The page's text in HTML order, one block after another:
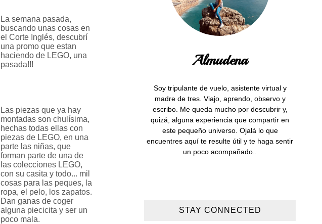
La semana pasada,
buscando unas cosas en
el Corte Inglés, descubrí
una promo que estan
haciendo de LEGO, una
pasada!!!
Las piezas que ya hay
montadas son chulísima,
hechas todas ellas con
piezas de LEGO, en una
parte las niñas, que
forman parte de una de
las colecciones LEGO,
con su casita y todo... mil
cosas para las peques, la
ropa, el pelo, los zapatos.
Dan ganas de coger
alguna piecicita y ser un
poco mala.
Almudena
Soy tripulante de vuelo, asistente virtual y
madre de tres. Viajo, aprendo, observo y
escribo. Me queda mucho por descubrir y,
quizá, alguna experiencia que compartir en
este pequeño universo. Ojalá lo que
encuentres aquí te resulte útil y te haga sentir
un poco acompañado..
STAY CONNECTED